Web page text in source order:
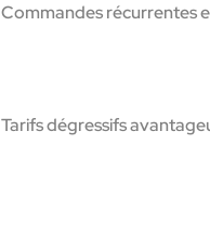
Commandes récurrentes
Tarifs dégressifs